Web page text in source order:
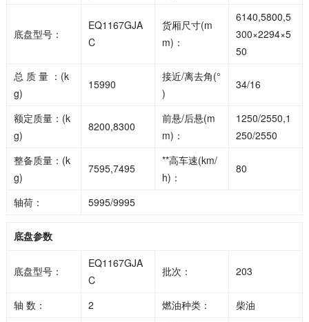
底盘型号：
EQ1167GJA
C
货厢尺寸(m
m)：
6140,5800,5
300×2294×5
50
总 质 量 ：(k
g)
15990
接近/离去角(°
)
34/16
额定质量：(k
g)
8200,8300
前悬/后悬(m
m)：
1250/2550,1
250/2550
整备质量：(k
g)
7595,7495
**高车速(km/
h)：
80
轴荷： 5995/9995
底盘参数
底盘型号：
EQ1167GJA
C
批次： 203
轴 数： 2 燃油种类： 柴油